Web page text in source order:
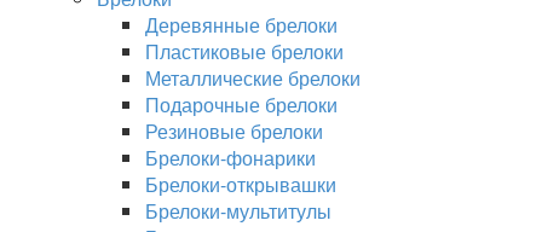
Деревянные брелоки
Пластиковые брелоки
Металлические брелоки
Подарочные брелоки
Резиновые брелоки
Брелоки-фонарики
Брелоки-открывашки
Брелоки-мультитулы